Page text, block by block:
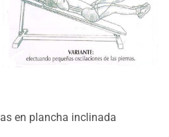
en plancha inclinada